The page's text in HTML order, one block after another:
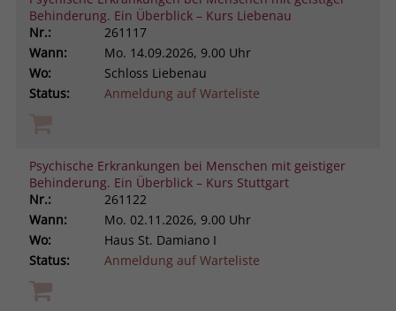
Behinderung. Ein Überblick – Kurs Liebenau
Nr.:
261117
Wann:
Mo. 14.09.2026, 9.00 Uhr
Wo:
Schloss Liebenau
Status:
Anmeldung auf Warteliste
Psychische Erkrankungen bei Menschen mit geistiger
Behinderung. Ein Überblick – Kurs Stuttgart
Nr.:
261122
Wann:
Mo. 02.11.2026, 9.00 Uhr
Wo:
Haus St. Damiano I
Status:
Anmeldung auf Warteliste